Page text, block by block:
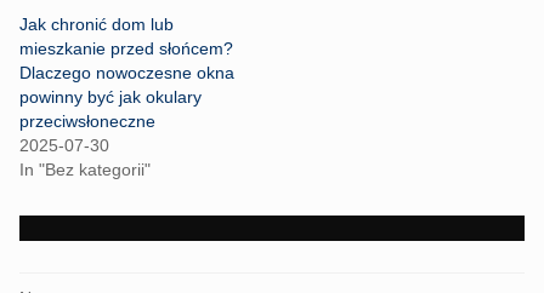
t
e
r
(
O
p
e
n
s
i
n
w
o
o
k
(
O
p
e
i
e
Jak chronić dom lub
mieszkanie przed słońcem?
Dlaczego nowoczesne okna
powinny być jak okulary
przeciwsłoneczne
2025-07-30
In "Bez kategorii"